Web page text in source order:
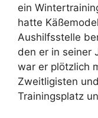
ein
hatte
Aushilfsstelle
den er in seiner
war er plötzlich
Zweitligisten
Trainingsplatz